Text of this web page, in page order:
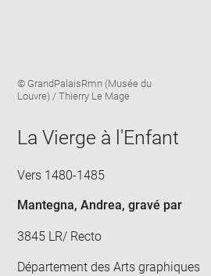
window
Image
caption:
© GrandPalaisRmn (Musée du
Louvre) / Thierry Le Mage
La Vierge à l'Enfant
Vers 1480-1485
Mantegna, Andrea, gravé par
3845 LR/ Recto
Département des Arts graphiques